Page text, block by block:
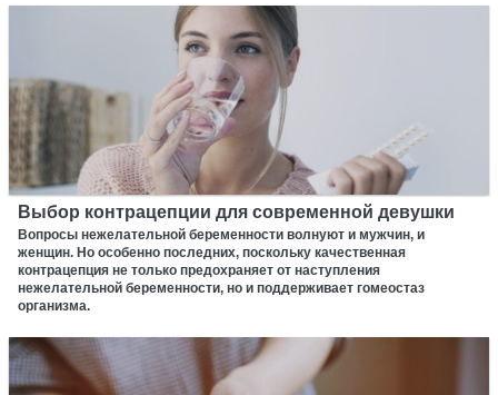
Выбор контрацепции для современной девушки
Вопросы нежелательной беременности волнуют и мужчин, и
женщин. Но особенно последних, поскольку качественная
контрацепция не только предохраняет от наступления
нежелательной беременности, но и поддерживает гомеостаз
организма.